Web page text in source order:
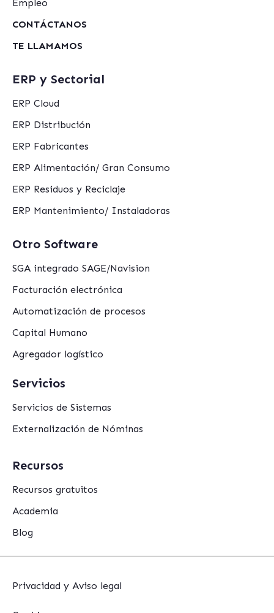
Empleo
CONTÁCTANOS
TE LLAMAMOS
ERP y Sectorial
ERP Cloud
ERP Distribución
ERP Fabricantes
ERP Alimentación/ Gran Consumo
ERP Residuos y Reciclaje
ERP Mantenimiento/ Instaladoras
Otro Software
SGA integrado SAGE/Navision
Facturación electrónica
Automatización de procesos
Capital Humano
Agregador logístico
Servicios
Servicios de Sistemas
Externalización de Nóminas
Recursos
Recursos gratuitos
Academia
Blog
Privacidad y Aviso legal